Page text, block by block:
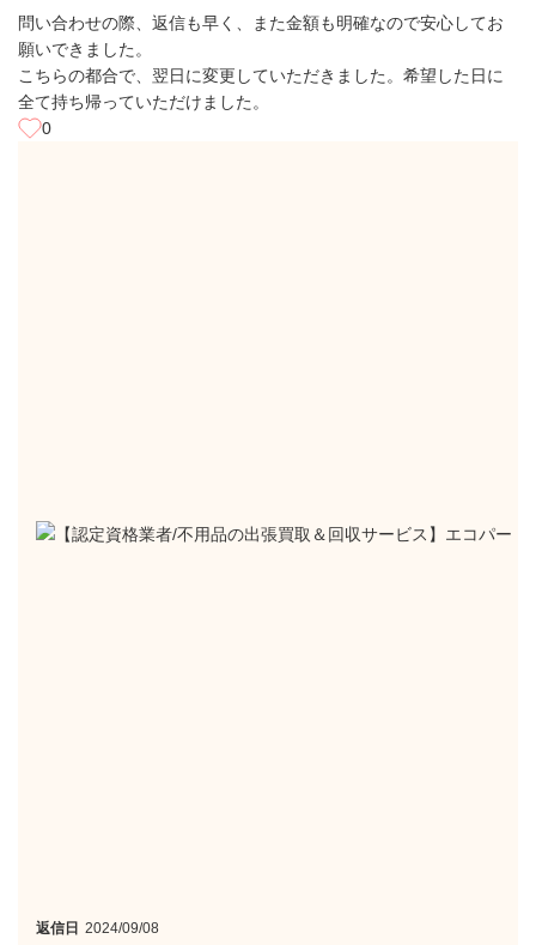
問い合わせの際、返信も早く、また金額も明確なので安心してお
願いできました。
こちらの都合で、翌日に変更していただきました。希望した日に
全て持ち帰っていただけました。
0
返信日 2024/09/08